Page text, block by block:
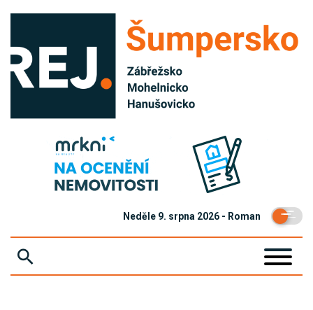
Neděle 9. srpna 2026 - Roman